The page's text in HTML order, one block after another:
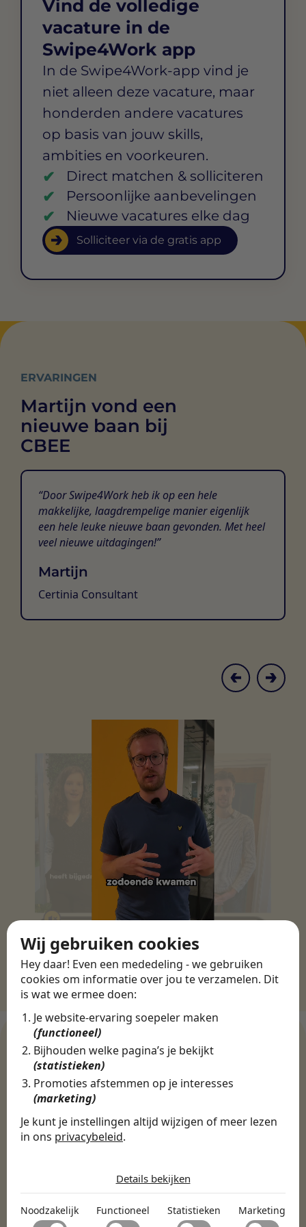
Wij gebruiken cookies
Hey daar! Even een mededeling - we gebruiken
cookies om informatie over jou te verzamelen. Dit
is wat we ermee doen:
Je website-ervaring soepeler maken
(functioneel)
Bijhouden welke pagina’s je bekijkt
(statistieken)
Promoties afstemmen op je interesses
(marketing)
Je kunt je instellingen altijd wijzigen of meer lezen
in ons privacybeleid.
Noodzakelijk
Noodzakelijke cookies helpen een website bruikbaar te
Details bekijken
Noodzakelijk Functioneel Statistieken Marketing
Vind de volledige
vacature in de
Swipe4Work app
In de Swipe4Work-app vind je
niet alleen deze vacature, maar
honderden andere vacatures
op basis van jouw skills,
ambities en voorkeuren.
Direct matchen & solliciteren
Persoonlijke aanbevelingen
Nieuwe vacatures elke dag
Solliciteer via de gratis app
ERVARINGEN
Martijn vond een
nieuwe baan bij
CBEE
Door Swipe4Work heb ik op een hele
makkelijke, laagdrempelige manier eigenlijk
een hele leuke nieuwe baan gevonden. Met heel
veel nieuwe uitdagingen!
Martijn
Certinia Consultant
Ontdek meer dan 500+
werkgevers
Marketing & Communicatie
Sales & Inkoop
Zorg & Welzijn